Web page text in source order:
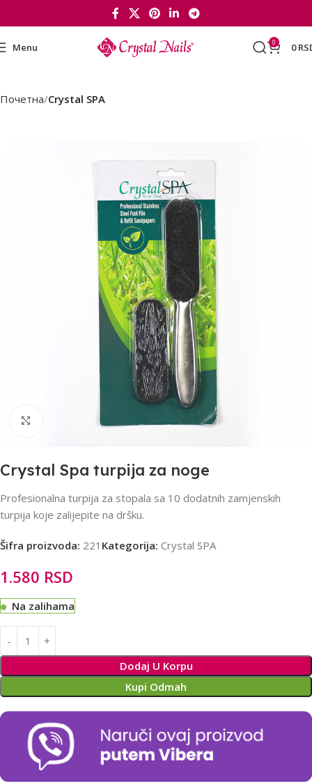
Menu 0 0
Почетна Crystal SPA
Click to enlarge
Crystal Spa turpija za noge
Profesionalna turpija za stopala sa 10 dodatnih zamjenskih
turpija koje zalijepite na dršku.
Šifra proizvoda: 221 Kategorija: Crystal SPA
1.580 RSD
Na zalihama
Dodaj U Korpu
Kupi Odmah
Alternative: